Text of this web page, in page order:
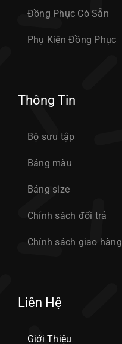
Đồng Phục Có Sẵn
Phụ Kiện Đồng Phục
Thông Tin
Bộ sưu tập
Bảng màu
Bảng size
Chính sách đổi trả
Chính sách giao hàng
Liên Hệ
Giới Thiệu